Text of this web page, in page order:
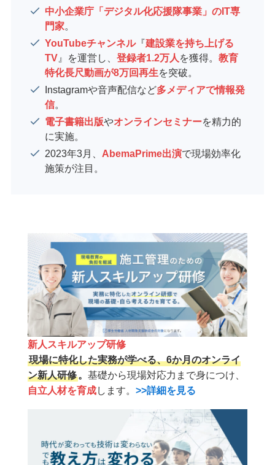
中小企業庁「デジタル化応援隊事業」のIT専
門家。
YouTubeチャンネル『建設業を持ち上げる
TV 』を運営し、 登録者1.2万人 を獲得。 教育
特化長尺動画が8万回再生を突破。
Instagramや音声配信など多メディアで情報発
信。
電子書籍出版やオンラインセミナーを精力的
に実施。
2023年3月、 AbemaPrime出演で現場効率化
施策が注目。
新人スキルアップ研修
現場に特化した実務が学べる、6か月のオンライ
ン新人研修。 基礎から現場対応力まで身につけ、
自立人材を育成します。 >>詳細を見る